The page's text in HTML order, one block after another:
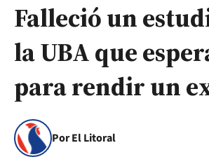
Falleció un
la UBA que
para rendir un
Por El Litoral